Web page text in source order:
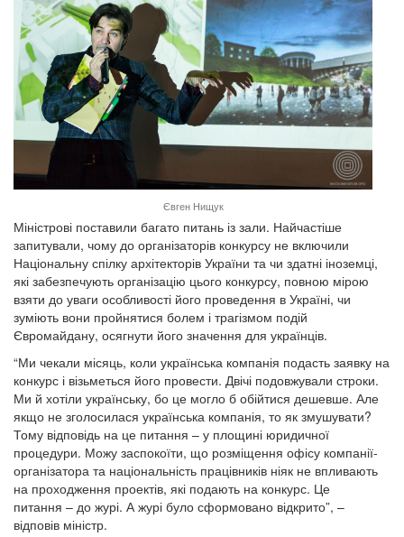
Євген Нищук
Міністрові поставили багато питань із зали. Найчастіше
запитували, чому до організаторів конкурсу не включили
Національну спілку архітекторів України та чи здатні іноземці,
які забезпечують організацію цього конкурсу, повною мірою
взяти до уваги особливості його проведення в Україні, чи
зуміють вони пройнятися болем і трагізмом подій
Євромайдану, осягнути його значення для українців.
“Ми чекали місяць, коли українська компанія подасть заявку на
конкурс і візьметься його провести. Двічі подовжували строки.
Ми й хотіли українську, бо це могло б обійтися дешевше. Але
якщо не зголосилася українська компанія, то як змушувати?
Тому відповідь на це питання – у площині юридичної
процедури. Можу заспокоїти, що розміщення офісу компанії-
організатора та національність працівників ніяк не впливають
на проходження проектів, які подають на конкурс. Це
питання – до журі. А журі було сформовано відкрито”, –
відповів міністр.